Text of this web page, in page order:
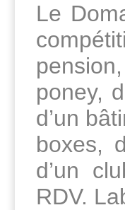
Le
poney,
d’un
boxes,
d’un
RDV.